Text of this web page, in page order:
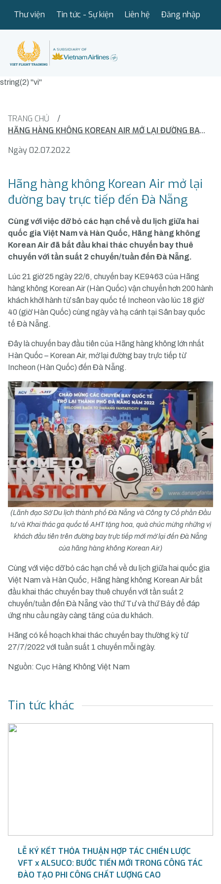
Thư viện Tin tức - Sự kiện Liên hệ Đăng nhập
string(2) "vi"
TRANG CHỦ
/
HÃNG HÀNG KHÔNG KOREAN AIR MỞ LẠI ĐƯỜNG BAY TRỰC TIẾP ĐẾN ĐÀ NẴNG
Ngày 02.07.2022
Hãng hàng không Korean Air mở lại
đường bay trực tiếp đến Đà Nẵng
Cùng với việc dỡ bỏ các hạn chế về du lịch giữa hai
quốc gia Việt Nam và Hàn Quốc, Hãng hàng không
Korean Air đã bắt đầu khai thác chuyến bay thuê
chuyến với tần suất 2 chuyến/tuần đến Đà Nẵng.
Lúc 21 giờ 25 ngày 22/6, chuyến bay KE9463 của Hãng
hàng không Korean Air (Hàn Quốc) vận chuyển hơn 200 hành
khách khởi hành từ sân bay quốc tế Incheon vào lúc 18 giờ
40 (giờ Hàn Quốc) cùng ngày và hạ cánh tại Sân bay quốc
tế Đà Nẵng.
Đây là chuyến bay đầu tiên của Hãng hàng không lớn nhất
Hàn Quốc – Korean Air, mở lại đường bay trực tiếp từ
Incheon (Hàn Quốc) đến Đà Nẵng.
(Lãnh đạo Sở Du lịch thành phố Đà Nẵng và Công ty Cổ phần Đầu
tư và Khai thác ga quốc tế AHT tặng hoa, quà chúc mừng những vị
khách đầu tiên trên đường bay trực tiếp mới mở lại đến Đà Nẵng
của hãng hàng không Korean Air)
Cùng với việc dỡ bỏ các hạn chế về du lịch giữa hai quốc gia
Việt Nam và Hàn Quốc, Hãng hàng không Korean Air bắt
đầu khai thác chuyến bay thuê chuyến với tần suất 2
chuyến/tuần đến Đà Nẵng vào thứ Tư và thứ Bảy để đáp
ứng nhu cầu ngày càng tăng của du khách.
Hãng có kế hoạch khai thác chuyến bay thường kỳ từ
27/7/2022 với tuần suất 1 chuyến mỗi ngày.
Nguồn: Cục Hàng Không Việt Nam
Tin tức khác
LỄ KÝ KẾT THỎA THUẬN HỢP TÁC CHIẾN LƯỢC
VFT x ALSUCO: BƯỚC TIẾN MỚI TRONG CÔNG TÁC
ĐÀO TẠO PHI CÔNG CHẤT LƯỢNG CAO